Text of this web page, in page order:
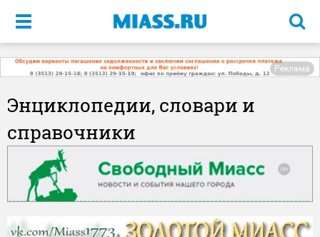
Меню
Реклама
Энциклопедии, словари и
справочники